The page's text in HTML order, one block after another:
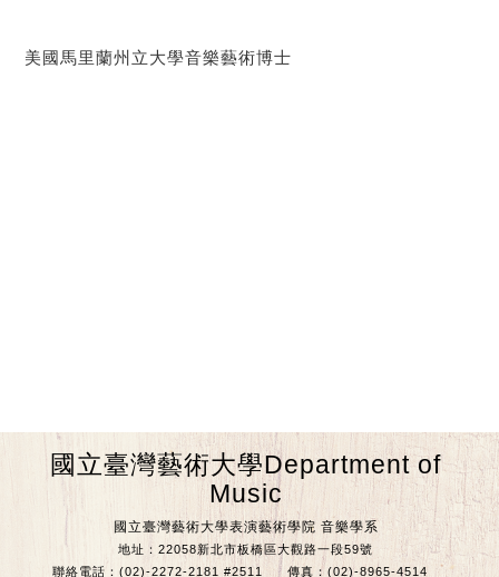
美國馬里蘭州立大學音樂藝術博士
國立臺灣藝術大學Department of
Music
國立臺灣藝術大學表演藝術學院 音樂學系
地址：22058新北市板橋區大觀路一段59號
聯絡電話：(02)-2272-2181 #2511
傳真：(02)-8965-4514